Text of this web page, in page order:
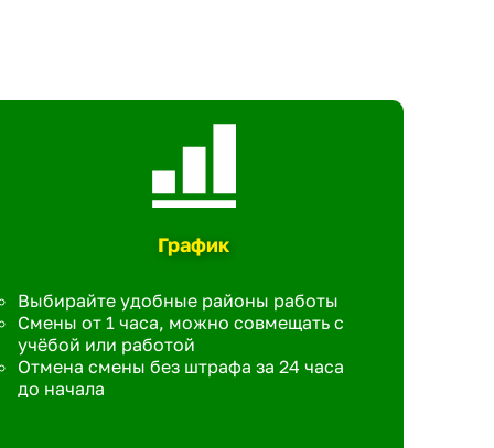
График
Выбирайте удобные районы работы
Смены от 1 часа, можно совмещать с
учёбой или работой
Отмена смены без штрафа за 24 часа
до начала